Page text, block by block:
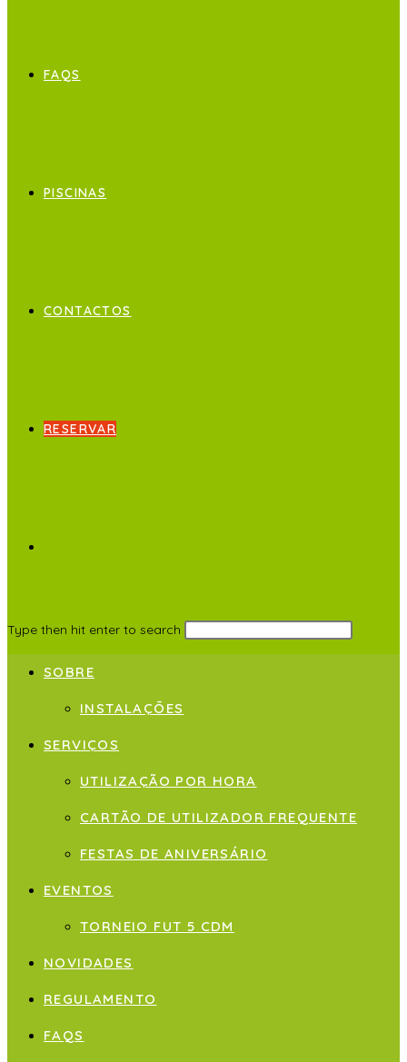
FAQS
PISCINAS
CONTACTOS
RESERVAR
Type then hit enter to search
SOBRE
INSTALAÇÕES
SERVIÇOS
UTILIZAÇÃO POR HORA
CARTÃO DE UTILIZADOR FREQUENTE
FESTAS DE ANIVERSÁRIO
EVENTOS
TORNEIO FUT 5 CDM
NOVIDADES
REGULAMENTO
FAQS